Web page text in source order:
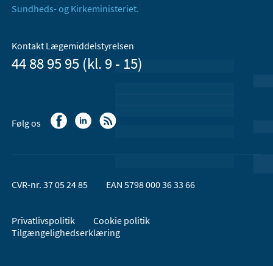
Sundheds- og Kirkeministeriet.
Kontakt Lægemiddelstyrelsen
44 88 95 95 (kl. 9 - 15)
Følg os
CVR-nr. 37 05 24 85 EAN 5798 000 36 33 66
Privatlivspolitik
Cookie politik
Tilgængelighedserklæring